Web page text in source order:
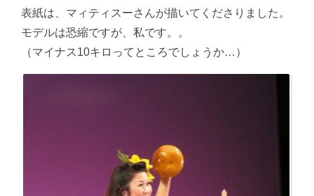
表紙は、マィティスーさんが描いてくださりました。
モデルは恐縮ですが、私です。。
（マイナス10キロってところでしょうか…）